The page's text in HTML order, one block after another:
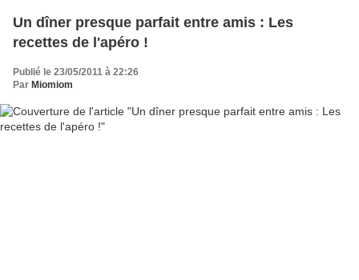
Un dîner presque parfait entre amis : Les
recettes de l'apéro !
Publié le 23/05/2011 à 22:26
Par Miomiom